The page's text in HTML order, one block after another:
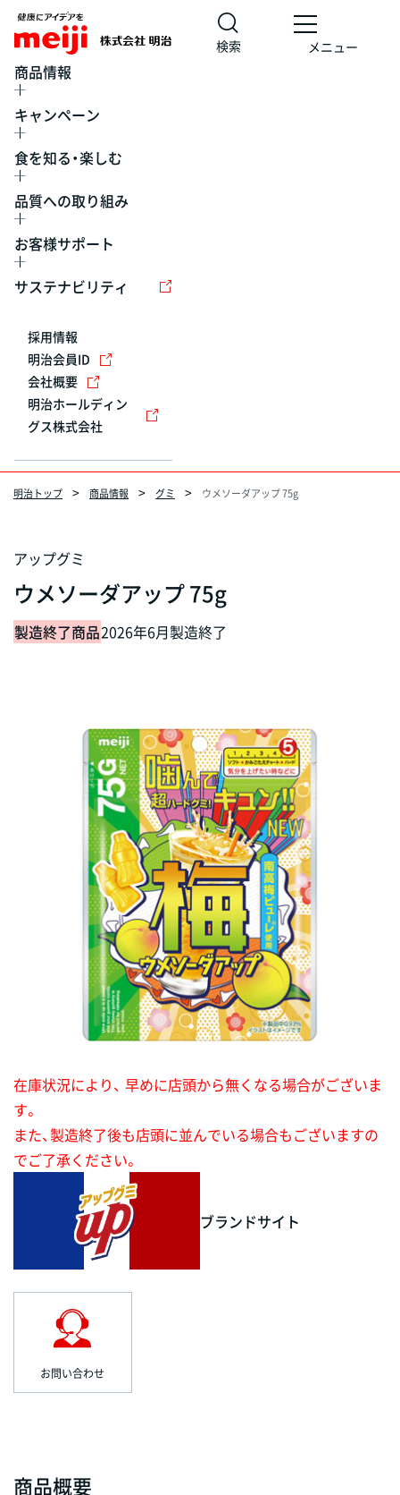
検索 メニュー
商品情報
キャンペーン
食を知る・楽しむ
品質への取り組み
お客様サポート
サステナビリティ
採用情報
明治会員ID
会社概要
明治ホールディン
グス株式会社
明治トップ 商品情報 グミ ウメソーダアップ 75g
アップグミ
ウメソーダアップ 75g
製造終了商品2026年6月製造終了
在庫状況により、 早めに店頭から無くなる場合がございま
す。
また、製造終了後も店頭に並んでいる場合もございますの
でご了承ください。
ブランドサイト
お問い合わせ
商品概要